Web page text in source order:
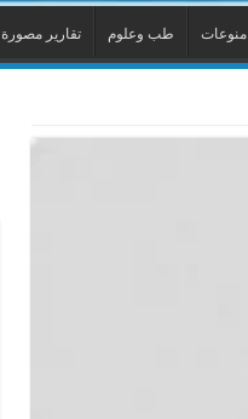
منوعات طب وعلوم تقارير مصورة